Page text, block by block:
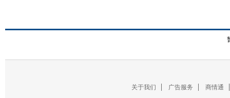
关于我们 广告服务 商情通